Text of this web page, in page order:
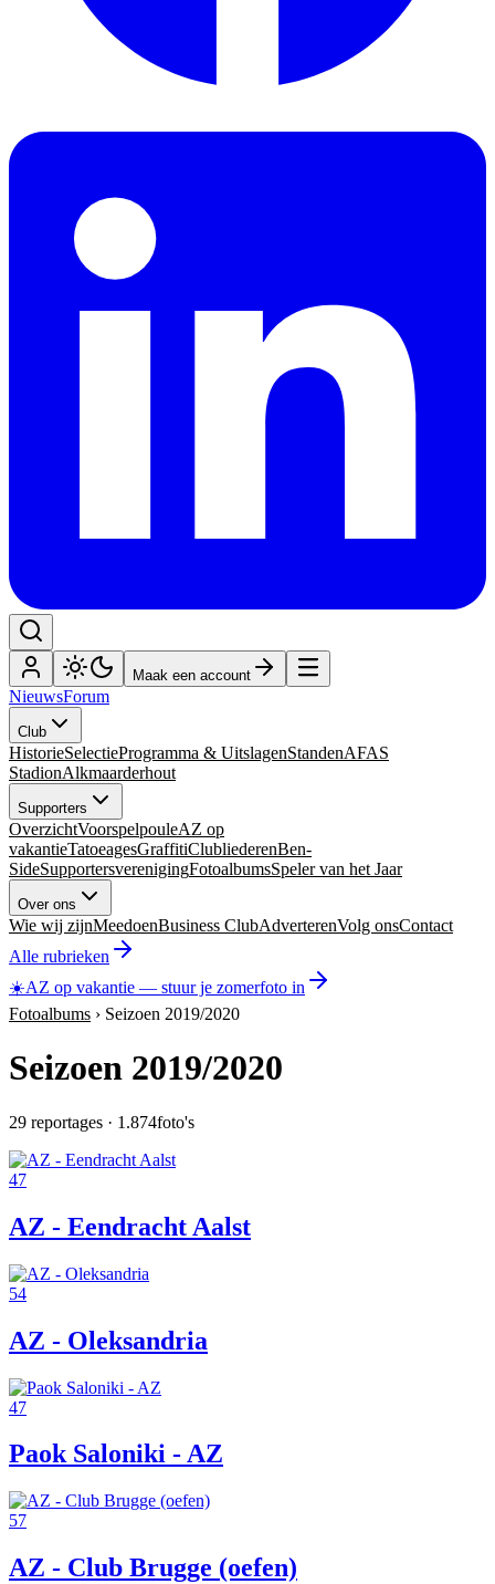
Maak een account
NieuwsForum
Club
HistorieSelectieProgramma & UitslagenStandenAFAS
StadionAlkmaarderhout
Supporters
OverzichtVoorspelpouleAZ op
vakantieTatoeagesGraffitiClubliederenBen-
SideSupportersverenigingFotoalbumsSpeler van het Jaar
Over ons
Wie wij zijnMeedoenBusiness ClubAdverterenVolg onsContact
Alle rubrieken
☀️AZ op vakantie — stuur je zomerfoto in
Fotoalbums › Seizoen 2019/2020
Seizoen 2019/2020
29 reportages · 1.874foto's
47
AZ - Eendracht Aalst
54
AZ - Oleksandria
47
Paok Saloniki - AZ
57
AZ - Club Brugge (oefen)